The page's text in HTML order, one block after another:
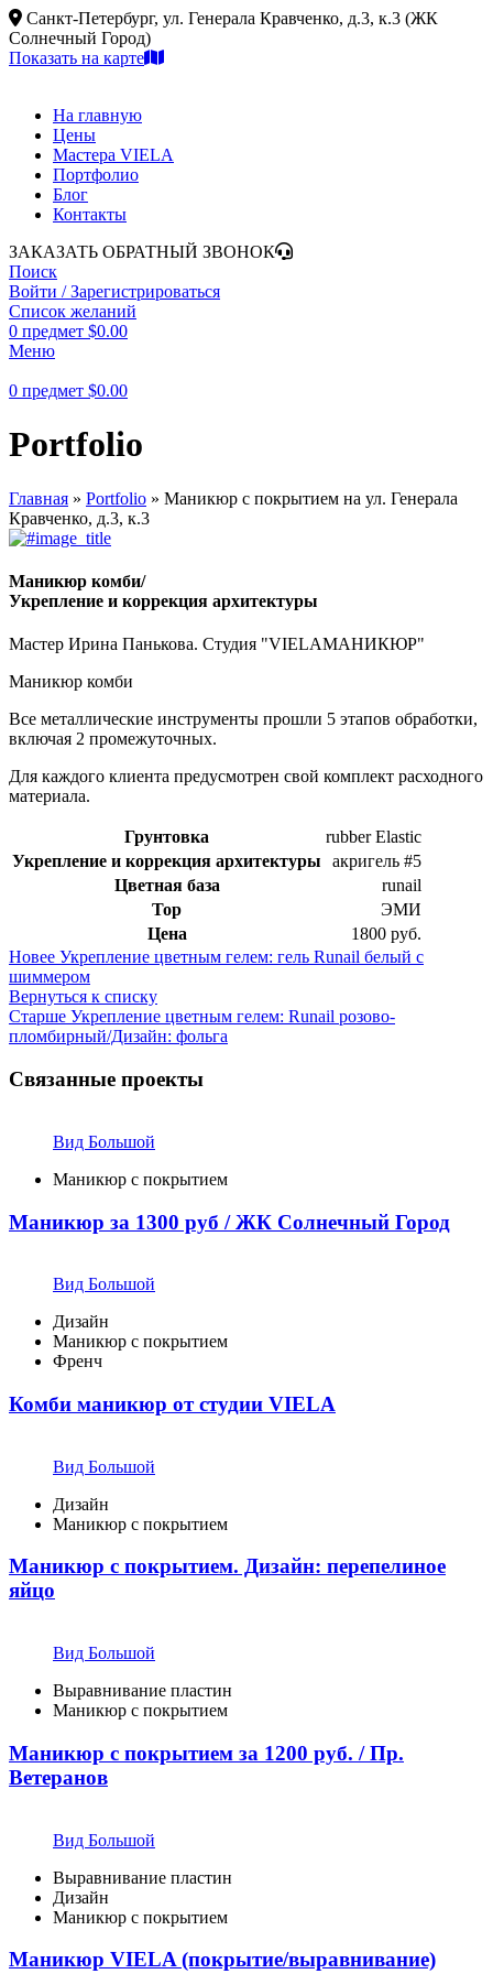
Санкт-Петербург, ул. Генерала Кравченко, д.3, к.3 (ЖК
Солнечный Город)
Показать на карте
На главную
Цены
Мастера VIELA
Портфолио
Блог
Контакты
ЗАКАЗАТЬ ОБРАТНЫЙ ЗВОНОК
Поиск
Войти / Зарегистрироваться
Список желаний
0 предмет $0.00
Меню
0 предмет $0.00
Portfolio
Главная » Portfolio » Маникюр с покрытием на ул. Генерала
Кравченко, д.3, к.3
Маникюр комби/
Укрепление и коррекция архитектуры
Мастер Ирина Панькова. Студия "VIELAМАНИКЮР"
Маникюр комби
Все металлические инструменты прошли 5 этапов обработки,
включая 2 промежуточных.
Для каждого клиента предусмотрен свой комплект расходного
материала.
Грунтовка
rubber Elastic
Укрепление и коррекция архитектуры
акригель #5
Цветная база
runail
Top
ЭМИ
Цена
1800 руб.
Новее Укрепление цветным гелем: гель Runail белый с
шиммером
Вернуться к списку
Старше Укрепление цветным гелем: Runail розово-
пломбирный/Дизайн: фольга
Связанные проекты
Вид Большой
Маникюр с покрытием
Маникюр за 1300 руб / ЖК Солнечный Город
Вид Большой
Дизайн
Маникюр с покрытием
Френч
Комби маникюр от студии VIELA
Вид Большой
Дизайн
Маникюр с покрытием
Маникюр с покрытием. Дизайн: перепелиное
яйцо
Вид Большой
Выравнивание пластин
Маникюр с покрытием
Маникюр с покрытием за 1200 руб. / Пр.
Ветеранов
Вид Большой
Выравнивание пластин
Дизайн
Маникюр с покрытием
Маникюр VIELA (покрытие/выравнивание)